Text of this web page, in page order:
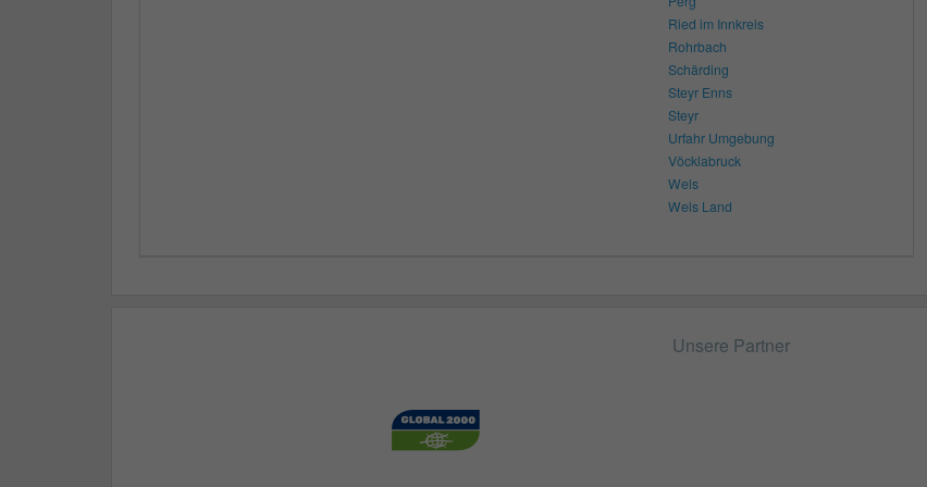
Ried im Innkreis
Rohrbach
Schärding
Steyr Enns
Steyr
Urfahr Umgebung
Vöcklabruck
Wels
Wels Land
Unsere Partner